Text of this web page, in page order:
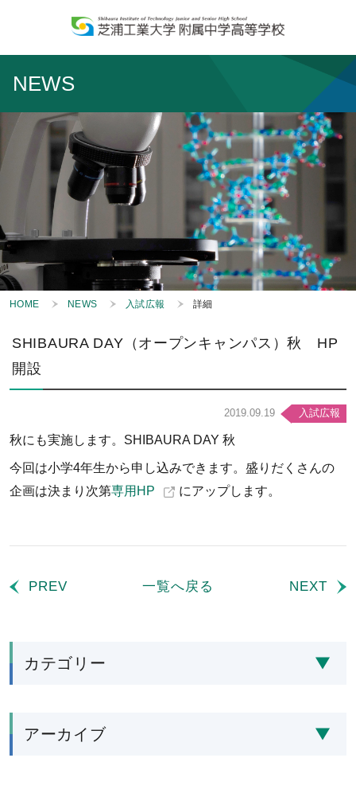
NEWS
HOME NEWS 入試広報 詳細
SHIBAURA DAY（オープンキャンパス）秋 HP
開設
2019.09.19 入試広報
秋にも実施します。SHIBAURA DAY 秋
今回は小学4年生から申し込みできます。盛りだくさんの
企画は決まり次第専用HP にアップします。
PREV 一覧へ戻る NEXT
カテゴリー
アーカイブ